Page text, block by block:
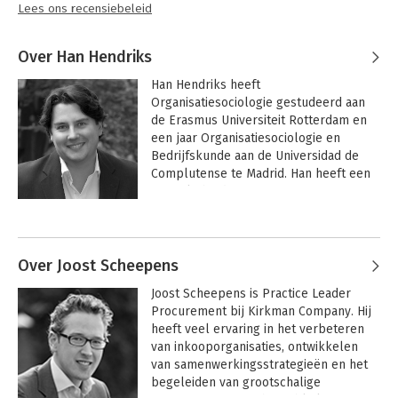
Lees ons recensiebeleid
Over Han Hendriks
Han Hendriks heeft
Organisatiesociologie gestudeerd aan
de Erasmus Universiteit Rotterdam en
een jaar Organisatiesociologie en
Bedrijfskunde aan de Universidad de
Complutense te Madrid. Han heeft een
ondernemer en managing partner van
diverse seminars en geeft gastcolleges
bij diverse universiteiten over het
thema sourcing. Daarnaast is Han auteur
van diverse rapporten en artikelen op
het gebied Make, Buy or Ally. Han is
auteur van het boek “Strategische
Over Joost Scheepens
Joost Scheepens is Practice Leader
Procurement bij Kirkman Company. Hij
heeft veel ervaring in het verbeteren
van inkooporganisaties, ontwikkelen
van samenwerkingsstrategieën en het
begeleiden van grootschalige